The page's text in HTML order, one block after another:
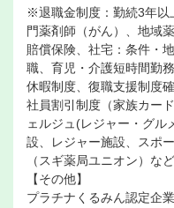
※退職金制度：勤続3年以
門薬剤師（がん）、地域
賠償保険、社宅：条件・
職、育児・介護短時間勤
休暇制度、復職支援制度
社員割引制度（家族カー
ェルジュ(レジャー・グル
設、レジャー施設、スポ
（スギ薬局ユニオン）など
【その他】
プラチナくるみん認定企